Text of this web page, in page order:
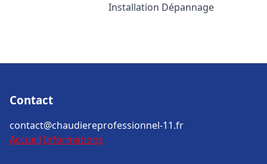
Installation Dépannage
Contact
contact@chaudiereprofessionnel-11.fr
Accueil Informations